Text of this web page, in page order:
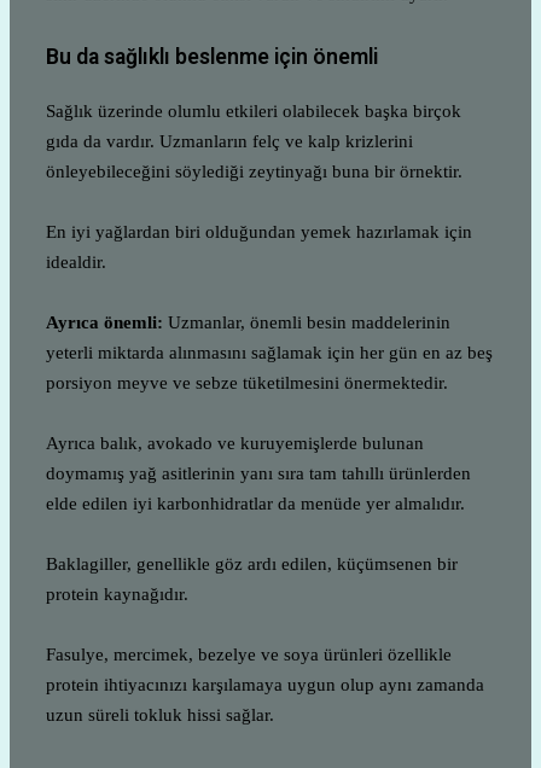
Bu da sağlıklı beslenme için önemli
Sağlık üzerinde olumlu etkileri olabilecek başka birçok
gıda da vardır. Uzmanların felç ve kalp krizlerini
önleyebileceğini söylediği zeytinyağı buna bir örnektir.
En iyi yağlardan biri olduğundan yemek hazırlamak için
idealdir.
Ayrıca önemli: Uzmanlar, önemli besin maddelerinin
yeterli miktarda alınmasını sağlamak için her gün en az beş
porsiyon meyve ve sebze tüketilmesini önermektedir.
Ayrıca balık, avokado ve kuruyemişlerde bulunan
doymamış yağ asitlerinin yanı sıra tam tahıllı ürünlerden
elde edilen iyi karbonhidratlar da menüde yer almalıdır.
Baklagiller, genellikle göz ardı edilen, küçümsenen bir
protein kaynağıdır.
Fasulye, mercimek, bezelye ve soya ürünleri özellikle
protein ihtiyacınızı karşılamaya uygun olup aynı zamanda
uzun süreli tokluk hissi sağlar.